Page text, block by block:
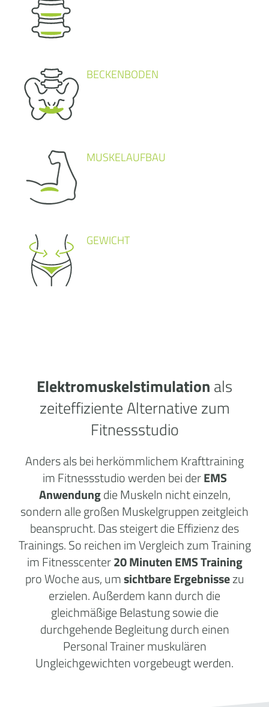
BECKENBODEN
MUSKELAUFBAU
GEWICHT
Elektromuskelstimulation als
zeiteffiziente Alternative zum
Fitnessstudio
Anders als bei herkömmlichem Krafttraining
im Fitnessstudio werden bei derEMS
Anwendungdie Muskeln nicht einzeln,
sondern alle großen Muskelgruppen zeitgleich
beansprucht. Das steigert die Effizienz des
Trainings. So reichen im Vergleich zum Training
im Fitnesscenter20 Minuten EMS Training
pro Woche aus, umsichtbare Ergebnissezu
erzielen. Außerdem kann durch die
gleichmäßige Belastung sowie die
durchgehende Begleitung durch einen
Personal Trainer muskulären
Ungleichgewichten vorgebeugt werden.